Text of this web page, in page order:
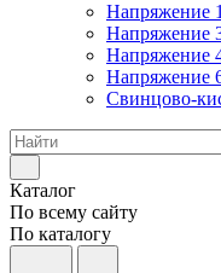
Напряжение
Напряжение
Напряжение
Напряжение
Свинцово-
Каталог
По всему сайту
По каталогу